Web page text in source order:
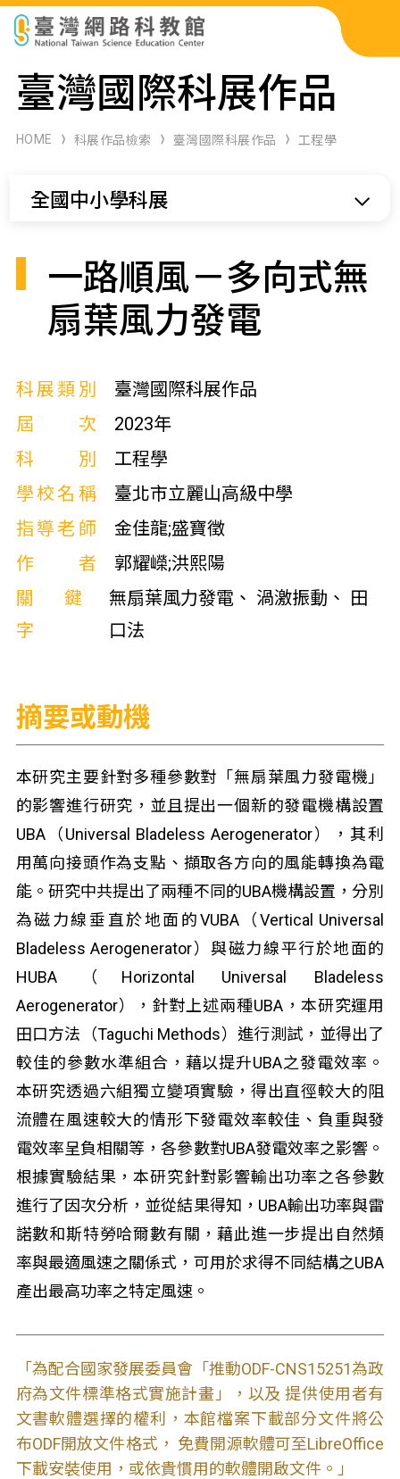
科展作品檢索
科學研習月刊
臺灣國際科展作品
HOME 科展作品檢索 臺灣國際科展作品 工程學
全國中小學科展
一路順風－多向式無
扇葉風力發電
科展類別
臺灣國際科展作品
屆次
2023年
科別
工程學
學校名稱
臺北市立麗山高級中學
指導老師
金佳龍;盛寶徵
作者
郭耀嶸;洪熙陽
關鍵
字
無扇葉風力發電、 渦激振動、 田
口法
摘要或動機
本研究主要針對多種參數對「無扇葉風力發電機」
的影響進行研究，並且提出一個新的發電機構設置
UBA（Universal Bladeless Aerogenerator），其利
用萬向接頭作為支點、擷取各方向的風能轉換為電
能。研究中共提出了兩種不同的UBA機構設置，分別
為磁力線垂直於地面的VUBA（Vertical Universal
Bladeless Aerogenerator）與磁力線平行於地面的
HUBA（Horizontal Universal Bladeless
Aerogenerator），針對上述兩種UBA，本研究運用
田口方法（Taguchi Methods）進行測試，並得出了
較佳的參數水準組合，藉以提升UBA之發電效率。
本研究透過六組獨立變項實驗，得出直徑較大的阻
流體在風速較大的情形下發電效率較佳、負重與發
電效率呈負相關等，各參數對UBA發電效率之影響。
根據實驗結果，本研究針對影響輸出功率之各參數
進行了因次分析，並從結果得知，UBA輸出功率與雷
諾數和斯特勞哈爾數有關，藉此進一步提出自然頻
率與最適風速之關係式，可用於求得不同結構之UBA
產出最高功率之特定風速。
「為配合國家發展委員會「推動ODF-CNS15251為政
府為文件標準格式實施計畫」，以及 提供使用者有
文書軟體選擇的權利，本館檔案下載部分文件將公
布ODF開放文件格式， 免費開源軟體可至LibreOffice
下載安裝使用，或依貴慣用的軟體開啟文件。」